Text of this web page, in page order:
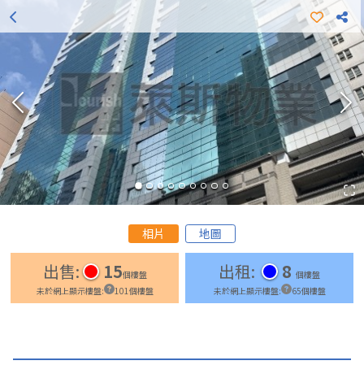
更多出租樓盤 更多出售樓盤
相片 地圖
出售: 15個樓盤
未於網上顯示樓盤: 101個樓盤
出租: 8 個樓盤
未於網上顯示樓盤: 65個樓盤